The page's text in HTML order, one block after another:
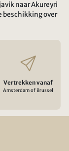
naar Akureyri
beschikking over
Vertrekken vanaf
Amsterdam of Brussel